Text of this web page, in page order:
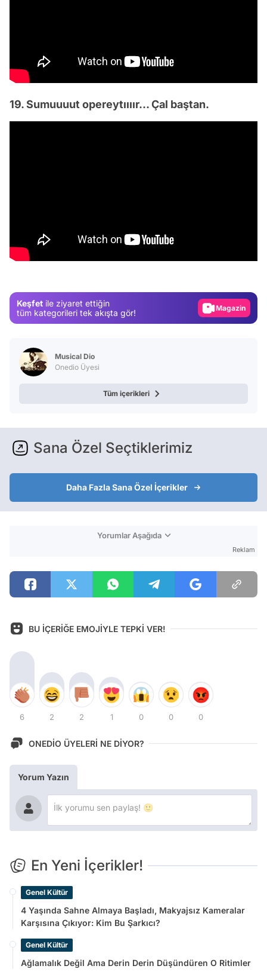
19. Sumuuuut opereytıııır… Çal baştan.
Keşfet ile ziyaret ettiğin
tüm kategorileri tek akışta gör!
Magazin
Musical Dio
Onedio Üyesi
Tüm içerikleri
Sana Özel Seçtiklerimiz
Daha Fazla Sana Özel İçerikler
Yorumlar Aşağıda
Reklam
BU İÇERİĞE EMOJİYLE TEPKİ VER!
6 2 2 1 0 0 0
ONEDİO ÜYELERİ NE DİYOR?
Yorum Yazın
En Yeni İçerikler!
Genel Kültür
4 Yaşında Sahne Almaya Başladı, Makyajsız Kameralar
Karşısına Çıkıyor: Kim Bu Şarkıcı?
Genel Kültür
Ağlamalık Değil Ama Derin Derin Düşündüren O Ritimler